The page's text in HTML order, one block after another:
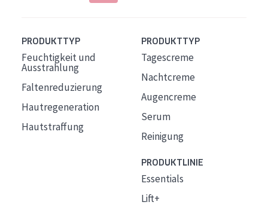
PRODUKTTYP
Feuchtigkeit und
Ausstrahlung
Faltenreduzierung
Hautregeneration
Hautstraffung
PRODUKTTYP
Tagescreme
Nachtcreme
Augencreme
Serum
Reinigung
PRODUKTLINIE
Essentials
Lift+